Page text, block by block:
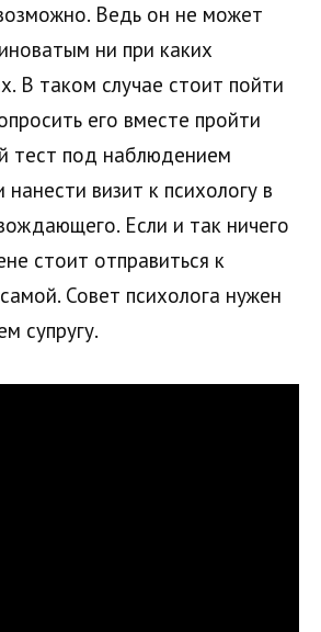
Ведь он не может
ни при каких
В таком случае стоит пойти
его вместе пройти
тест под наблюдением
нанести визит к психологу в
Если и так ничего
стоит отправиться к
Совет психолога нужен
супругу.